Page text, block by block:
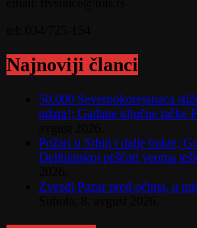
Najnoviji članci
50.000 Severnokorejanaca
udara!; Gađane ključne tačke
Požari u Srbiji i dalje bukte;
Deliblatskoj peščari veoma
Zvezdi Pazar pred očima, u